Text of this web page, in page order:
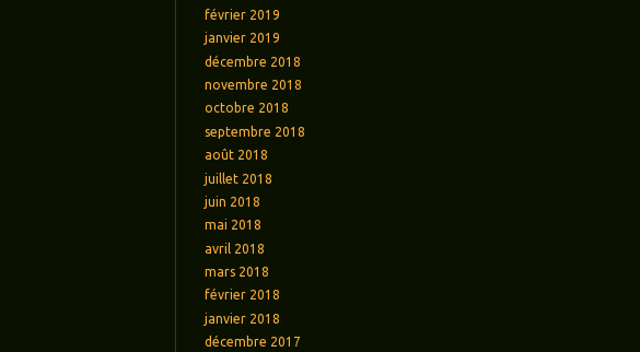
février 2019
janvier 2019
décembre 2018
novembre 2018
octobre 2018
septembre 2018
août 2018
juillet 2018
juin 2018
mai 2018
avril 2018
mars 2018
février 2018
janvier 2018
décembre 2017